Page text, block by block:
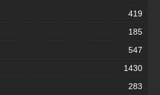
419
185
547
1430
283